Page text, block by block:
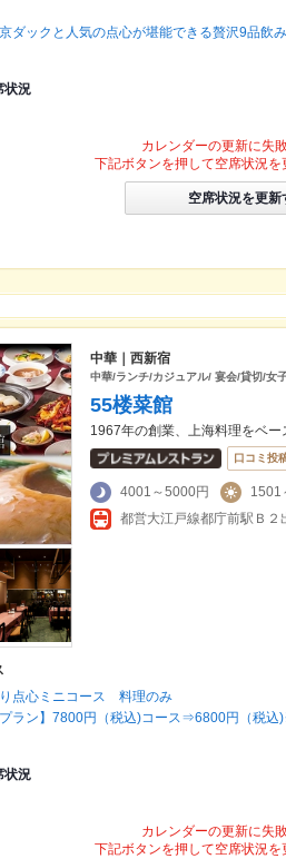
ダックと人気の点心が堪能できる贅沢9品飲
状況
カレンダーの更新に失
下記ボタンを押して空席状況を
空席状況を更新
中華｜西新宿
中華/ランチ/カジュアル/ 宴会/貸切/女
55楼菜館
1967年の創業、上海料理をベー
口コミ投
4001～5000円
1501
点心ミニコース 料理のみ
プラン】7800円（税込)コース⇒6800円（税込
状況
カレンダーの更新に失
下記ボタンを押して空席状況を